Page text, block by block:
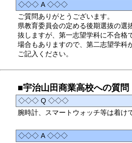
◇◇◇ A ◇◇◇
ご質問ありがとうございます。
県教育委員会の定める後期選抜の選
抜しますが、第一志望学科に不合格
場合もありますので、第二志望学科
ご記入ください。
■宇治山田商業高校への質問
◇◇◇ Q ◇◇◇
腕時計、スマートウォッチ等は着け
◇◇◇ A ◇◇◇